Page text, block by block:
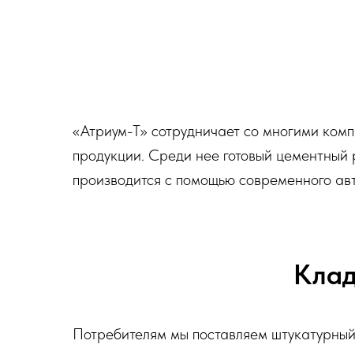
«Атриум-Т» сотрудничает со многими
продукции. Среди нее готовый
производится с помощью современного
Потребителям мы поставляем